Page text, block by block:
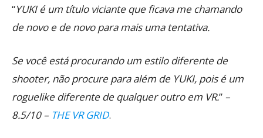
“YUKI é um título viciante que ficava me chamando
de novo e de novo para mais uma tentativa.
Se você está procurando um estilo diferente de
shooter, não procure para além de YUKI, pois é um
roguelike diferente de qualquer outro em VR.” –
8.5/10 – THE VR GRID.